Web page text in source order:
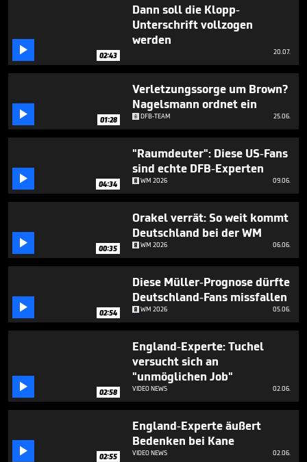
 02:43
Dann soll die Klopp-
Unterschrift vollzogen
werden
20.07.
 01:28
Verletzungssorge um Brown?
Nagelsmann ordnet ein
DFB-TEAM 25.06.
 04:34
"Raumdeuter": Diese US-Fans
sind echte DFB-Experten
WM 2026 09.06.
 00:35
Orakel verrät: So weit kommt
Deutschland bei der WM
WM 2026 06.06.
 02:54
Diese Müller-Prognose dürfte
Deutschland-Fans missfallen
WM 2026 05.06.
 02:58
England-Experte: Tuchel
versucht sich an
"unmöglichen Job"
VIDEO NEWS 02.06.
 02:55
England-Experte äußert
Bedenken bei Kane
VIDEO NEWS 02.06.